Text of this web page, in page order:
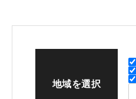
地域を選択